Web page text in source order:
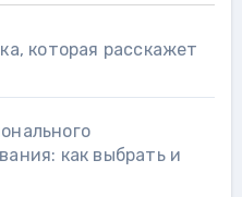
которая расскажет
как выбрать и